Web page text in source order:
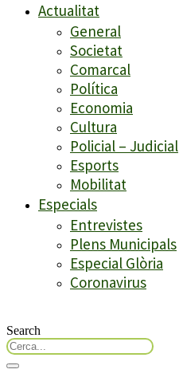
Actualitat
General
Societat
Comarcal
Política
Economia
Cultura
Policial – Judicial
Esports
Mobilitat
Especials
Entrevistes
Plens Municipals
Especial Glòria
Coronavirus
Search